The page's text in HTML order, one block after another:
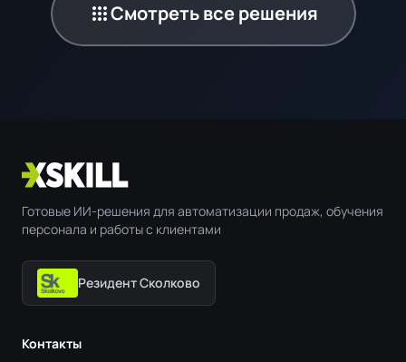
appsСмотреть все решения
Готовые ИИ-решения для автоматизации продаж, обучения
персонала и работы с клиентами
Резидент Сколково
Контакты